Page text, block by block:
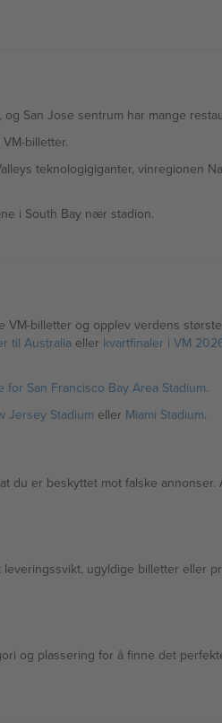
San Jose sentrum har mange
billetter.
teknologigiganter, vinregionen
i South Bay nær stadion.
billetter og opplev verdens
til Australia eller kvartfinaler i VM
for San Francisco Bay Area Stadium.
Jersey Stadium eller Miami Stadium.
du er beskyttet mot falske
ugyldige billetter eller
og plassering for å finne det